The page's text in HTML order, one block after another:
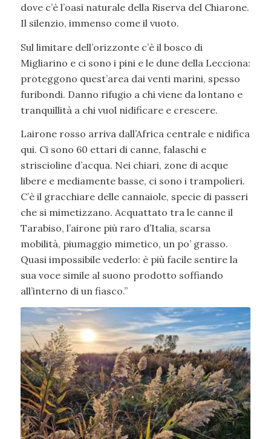
dove c’è l’oasi naturale della Riserva del Chiarone.
Il silenzio, immenso come il vuoto.
Sul limitare dell’orizzonte c’è il bosco di
Migliarino e ci sono i pini e le dune della Lecciona:
proteggono quest’area dai venti marini, spesso
furibondi. Danno rifugio a chi viene da lontano e
tranquillità a chi vuol nidificare e crescere.
Lairone rosso arriva dall’Africa centrale e nidifica
qui. Ci sono 60 ettari di canne, falaschi e
striscioline d’acqua. Nei chiari, zone di acque
libere e mediamente basse, ci sono i trampolieri.
C’è il gracchiare delle cannaiole, specie di passeri
che si mimetizzano. Acquattato tra le canne il
Tarabiso, l’airone più raro d’Italia, scarsa
mobilità, piumaggio mimetico, un po’ grasso.
Quasi impossibile vederlo: è più facile sentire la
sua voce simile al suono prodotto soffiando
all’interno di un fiasco.”